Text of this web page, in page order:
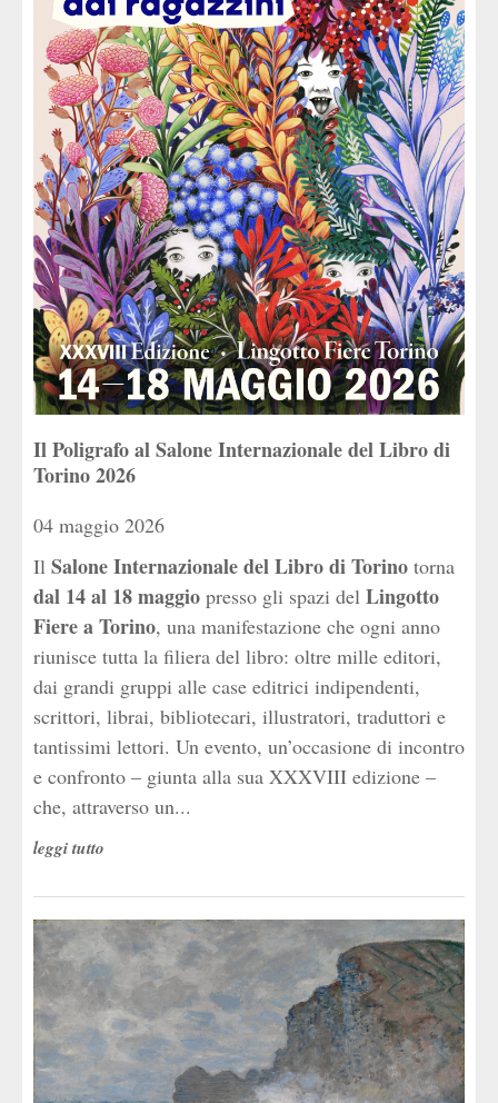
Il Poligrafo al Salone Internazionale del Libro di
Torino 2026
04 maggio 2026
Il Salone Internazionale del Libro di Torino torna
dal 14 al 18 maggio presso gli spazi del Lingotto
Fiere a Torino, una manifestazione che ogni anno
riunisce tutta la filiera del libro: oltre mille editori,
dai grandi gruppi alle case editrici indipendenti,
scrittori, librai, bibliotecari, illustratori, traduttori e
tantissimi lettori. Un evento, un’occasione di incontro
e confronto – giunta alla sua XXXVIII edizione –
che, attraverso un...
leggi tutto